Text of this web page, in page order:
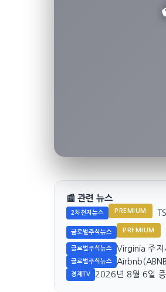
📰 관련 뉴스
2차전지뉴스 PREMIUM
글로벌주식뉴스 PREMIUM
글로벌주식뉴스 Virginia 주지
글로벌주식뉴스
경제TV 2026년 8월 6일